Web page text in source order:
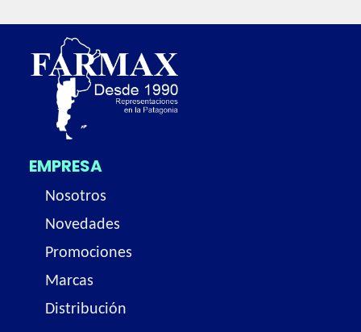
EMPRESA
Nosotros
Novedades
Promociones
Marcas
Distribución